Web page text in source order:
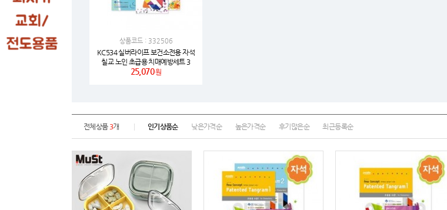
스테들러
20 구급
물티슈
22 티슈
상품코드 : 332506
KC534 실버라이프 보건소전용 자석
칠교 노인 초급용 치매예방세트 3
25,070원
전체상품 3개 인기상품순 낮은가격순 높은가격순 후기많은순 최근등록순